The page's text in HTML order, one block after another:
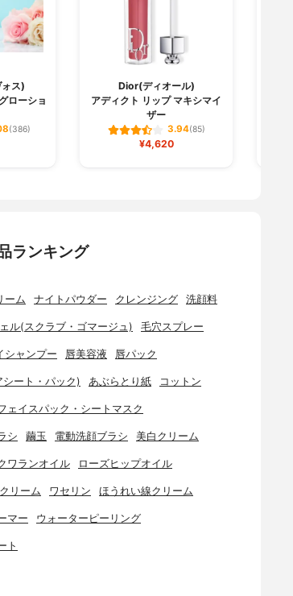
ス)
ローショ
(386)
Dior(ディオール)
アディクト リップ マキシマイ
ザー
3.94(85)
¥4,620
ランキング
ーム ナイトパウダー クレンジング 洗顔料
ル(スクラブ・ゴマージュ) 毛穴スプレー
シャンプー 唇美容液 唇パック
シート・パック) あぶらとり紙 コットン
ェイスパック・シートマスク
シ 繭玉 電動洗顔ブラシ 美白クリーム
ワランオイル ローズヒップオイル
リーム ワセリン ほうれい線クリーム
マー ウォーターピーリング
ト